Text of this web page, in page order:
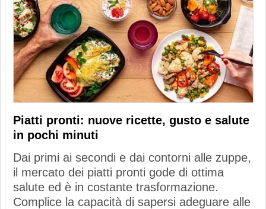
Piatti pronti: nuove ricette, gusto e salute
in pochi minuti
Dai primi ai secondi e dai contorni alle zuppe,
il mercato dei piatti pronti gode di ottima
salute ed è in costante trasformazione.
Complice la capacità di sapersi adeguare alle